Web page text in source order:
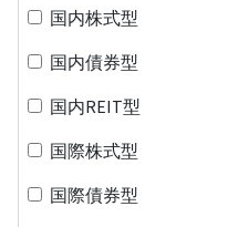
国内株式型
国内債券型
国内REIT型
国際株式型
国際債券型